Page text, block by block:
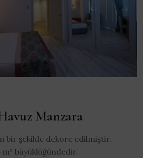
Manzara
bir şekilde dekore edilmiştir.
büyüklüğündedir.